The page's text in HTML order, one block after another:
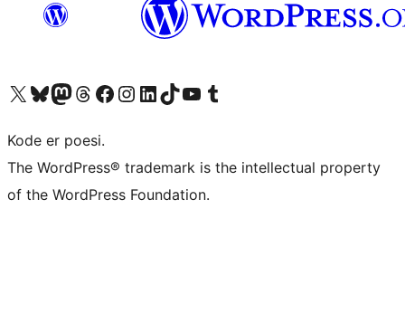
Besøk vår konto på X Visit our Bluesky account
Besøk vår Mastodon-konto
Visit our Threads account
Besøk vår Facebook-sideBesøk vår Instagram-konto
Besøk vår LinkedIn-konto
Visit our TikTok account
Visit our YouTube channel
Visit our Tumblr account
Kode er poesi.
The WordPress® trademark is the intellectual property
of the WordPress Foundation.